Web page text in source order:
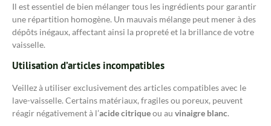
Il est essentiel de bien mélanger tous les ingrédients pour garantir
une répartition homogène. Un mauvais mélange peut mener à des
dépôts inégaux, affectant ainsi la propreté et la brillance de votre
vaisselle.
Utilisation d’articles incompatibles
Veillez à utiliser exclusivement des articles compatibles avec le
lave-vaisselle. Certains matériaux, fragiles ou poreux, peuvent
réagir négativement à l’acide citriqueou au vinaigre blanc.